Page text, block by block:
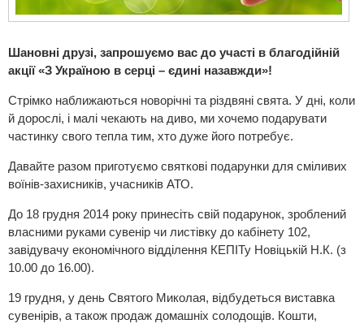
Шановні друзі, запрошуємо вас до участі в благодійній
акції «З Україною в серці – єдині назавжди»!
Стрімко наближаються новорічні та різдвяні свята. У дні, коли
й дорослі, і малі чекають на диво, ми хочемо подарувати
частинку свого тепла тим, хто дуже його потребує.
Давайте разом приготуємо святкові подарунки для сміливих
воїнів-захисників, учасників АТО.
До 18 грудня 2014 року принесіть свій подарунок, зроблений
власними руками сувенір чи листівку до кабінету 102,
завідувачу економічного відділення КЕПІТу Новіцькій Н.К. (з
10.00 до 16.00).
19 грудня, у день Святого Миколая, відбудеться виставка
сувенірів, а також продаж домашніх солодощів. Кошти,